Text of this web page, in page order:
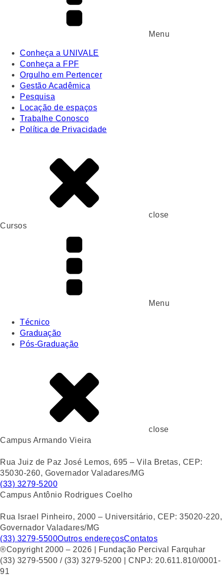
Menu
Conheça a UNIVALE
Conheça a FPF
Orgulho em Pertencer
Gestão Acadêmica
Pesquisa
Locação de espaços
Trabalhe Conosco
Política de Privacidade
close
Cursos
Menu
Técnico
Graduação
Pós-Graduação
close
Campus Armando Vieira
Rua Juiz de Paz José Lemos, 695 – Vila Bretas, CEP:
35030-260, Governador Valadares/MG
(33) 3279-5200
Campus Antônio Rodrigues Coelho
Rua Israel Pinheiro, 2000 – Universitário, CEP: 35020-220,
Governador Valadares/MG
(33) 3279-5500Outros endereçosContatos
®Copyright 2000 – 2026 | Fundação Percival Farquhar
(33) 3279-5500 / (33) 3279-5200 | CNPJ: 20.611.810/0001-
91